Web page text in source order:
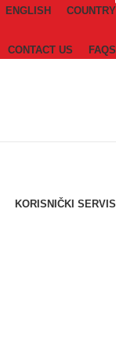
ENGLISH COUNTRY
CONTACT US FAQS
KORISNIČKI SERVIS